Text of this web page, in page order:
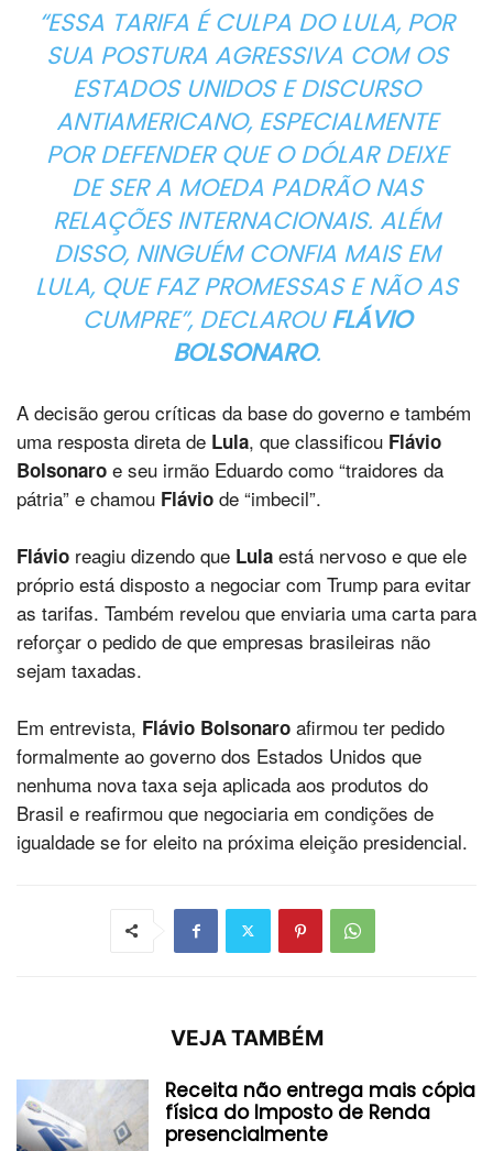
“ESSA TARIFA É CULPA DO LULA, POR
SUA POSTURA AGRESSIVA COM OS
ESTADOS UNIDOS E DISCURSO
ANTIAMERICANO, ESPECIALMENTE
POR DEFENDER QUE O DÓLAR DEIXE
DE SER A MOEDA PADRÃO NAS
RELAÇÕES INTERNACIONAIS. ALÉM
DISSO, NINGUÉM CONFIA MAIS EM
LULA, QUE FAZ PROMESSAS E NÃO AS
CUMPRE”, DECLAROUFLÁVIO
BOLSONARO.
A decisão gerou críticas da base do governo e também
uma resposta direta de Lula, que classificou Flávio
Bolsonaro e seu irmão Eduardo como “traidores da
pátria” e chamou Flávio de “imbecil”.
Flávio reagiu dizendo que Lula está nervoso e que ele
próprio está disposto a negociar com Trump para evitar
as tarifas. Também revelou que enviaria uma carta para
reforçar o pedido de que empresas brasileiras não
sejam taxadas.
Em entrevista, Flávio Bolsonaro afirmou ter pedido
formalmente ao governo dos Estados Unidos que
nenhuma nova taxa seja aplicada aos produtos do
Brasil e reafirmou que negociaria em condições de
igualdade se for eleito na próxima eleição presidencial.
VEJA TAMBÉM
Receita não entrega mais cópia
física do Imposto de Renda
presencialmente